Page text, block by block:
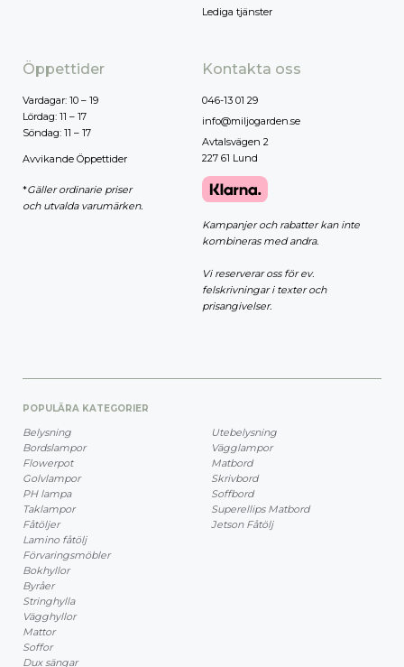
Lediga tjänster
Öppettider
Vardagar: 10 – 19
Lördag: 11 – 17
Söndag: 11 – 17
Avvikande Öppettider
*Gäller ordinarie priser
och utvalda varumärken.
Kontakta oss
046-13 01 29
info@miljogarden.se
Avtalsvägen 2
227 61 Lund
Kampanjer och rabatter kan inte
kombineras med andra.
Vi reserverar oss för ev.
felskrivningar i texter och
prisangivelser.
POPULÄRA KATEGORIER
Belysning
Bordslampor
Flowerpot
Golvlampor
PH lampa
Taklampor
Fåtöljer
Lamino fåtölj
Förvaringsmöbler
Bokhyllor
Byråer
Stringhylla
Vägghyllor
Mattor
Soffor
Dux sängar
Utebelysning
Vägglampor
Matbord
Skrivbord
Soffbord
Superellips Matbord
Jetson Fåtölj